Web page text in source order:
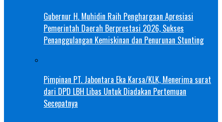
Gubernur H. Muhidin Raih Penghargaan Apresiasi
Pemerintah Daerah Berprestasi 2026, Sukses
Penanggulangan Kemiskinan dan Penurunan Stunting
Pimpinan PT. Jabontara Eka Karsa/KLK, Menerima surat
dari DPD LBH Libas Untuk Diadakan Pertemuan
Secepatnya